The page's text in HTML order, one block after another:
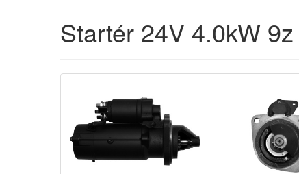
Startér 24V 4.0kW 9z